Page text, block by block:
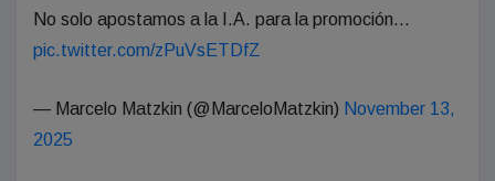
No solo apostamos a la I.A. para la promoción…
pic.twitter.com/zPuVsETDfZ
— Marcelo Matzkin (@MarceloMatzkin) November 13,
2025